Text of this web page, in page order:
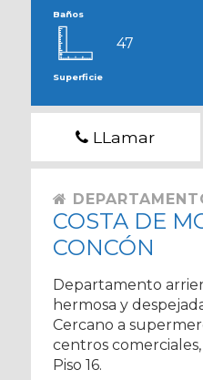
Baños
47
Superficie
LLamar
COSTA DE
CONCÓN
Departamento
hermosa y
Cercano a
centros
Piso 16.